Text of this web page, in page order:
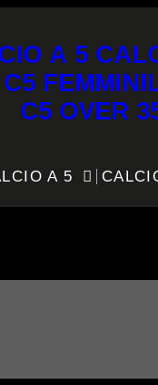
A 5
C5
C5 OVER
A 5